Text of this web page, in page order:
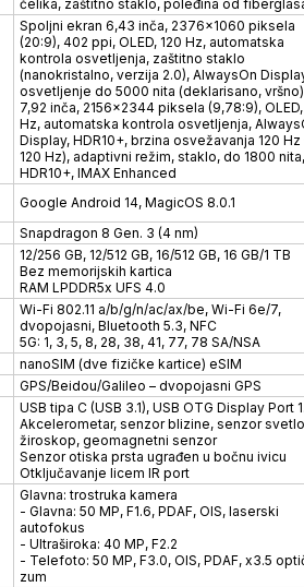
čelika, zaštitno staklo, poleđina od
Spoljni ekran 6,43 inča, 2376×1060 piksela
(20:9), 402 ppi, OLED, 120 Hz, automatska
kontrola osvetljenja, zaštitno staklo
(nanokristalno, verzija 2.0), AlwaysOn
osvetljenje do 5000 nita (deklarisano, vršno)
7,92 inča, 2156x2344 piksela (9,78:9), OLED,
Hz, automatska kontrola osvetljenja,
Display, HDR10+, brzina osvežavanja 120 Hz
120 Hz), adaptivni režim, staklo, do 1800 nita,
HDR10+, IMAX Enhanced
Google Android 14, MagicOS 8.0.1
Snapdragon 8 Gen. 3 (4 nm)
12/256 GB, 12/512 GB, 16/512 GB, 16 GB/1 TB
Bez memorijskih kartica
RAM LPDDR5x UFS 4.0
Wi-Fi 802.11 a/b/g/n/ac/ax/be, Wi-Fi 6e/7,
dvopojasni, Bluetooth 5.3, NFC
5G: 1, 3, 5, 8, 28, 38, 41, 77, 78 SA/NSA
nanoSIM (dve fizičke kartice) eSIM
GPS/Beidou/Galileo – dvopojasni GPS
USB tipa C (USB 3.1), USB OTG Display Port
Akcelerometar, senzor blizine, senzor
žiroskop, geomagnetni senzor
Senzor otiska prsta ugrađen u bočnu ivicu
Otključavanje licem IR port
Glavna: trostruka kamera
- Glavna: 50 MP, F1.6, PDAF, OIS, laserski
autofokus
- Ultraširoka: 40 MP, F2.2
- Telefoto: 50 MP, F3.0, OIS, PDAF, x3.5
zum